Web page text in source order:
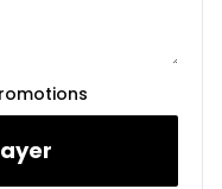
À partir de :
366$/Sem.